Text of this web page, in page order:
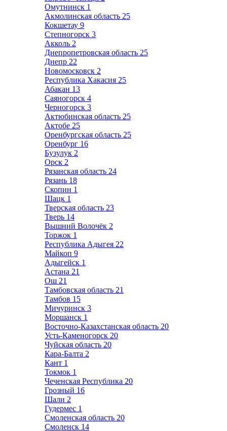
Омутнинск 1
Акмолинская область 25
Кокшетау 9
Степногорск 3
Акколь 2
Днепропетровская область 25
Днепр 22
Новомосковск 2
Республика Хакасия 25
Абакан 13
Саяногорск 4
Черногорск 3
Актюбинская область 25
Актобе 25
Оренбургская область 25
Оренбург 16
Бузулук 2
Орск 2
Рязанская область 24
Рязань 18
Скопин 1
Шацк 1
Тверская область 23
Тверь 14
Вышний Волочёк 2
Торжок 1
Республика Адыгея 22
Майкоп 9
Адыгейск 1
Астана 21
Ош 21
Тамбовская область 21
Тамбов 15
Мичуринск 3
Моршанск 1
Восточно-Казахстанская область 20
Усть-Каменогорск 20
Чуйская область 20
Кара-Балта 2
Кант 1
Токмок 1
Чеченская Республика 20
Грозный 16
Шали 2
Гудермес 1
Смоленская область 20
Смоленск 14